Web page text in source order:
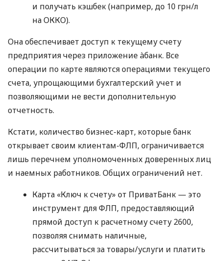
и получать кэшбек (например, до 10 грн/л
на ОККО).
Она обеспечивает доступ к текущему счету
предприятия через приложение àбанк. Все
операции по карте являются операциями текущего
счета, упрощающими бухгалтерский учет и
позволяющими не вести дополнительную
отчетность.
Кстати, количество бизнес-карт, которые банк
открывает своим клиентам-ФЛП, ограничивается
лишь перечнем уполномоченных доверенных лиц
и наемных работников. Общих ограничений нет.
Карта «Ключ к счету» от ПриватБанк — это
инструмент для ФЛП, предоставляющий
прямой доступ к расчетному счету 2600,
позволяя снимать наличные,
рассчитываться за товары/услуги и платить